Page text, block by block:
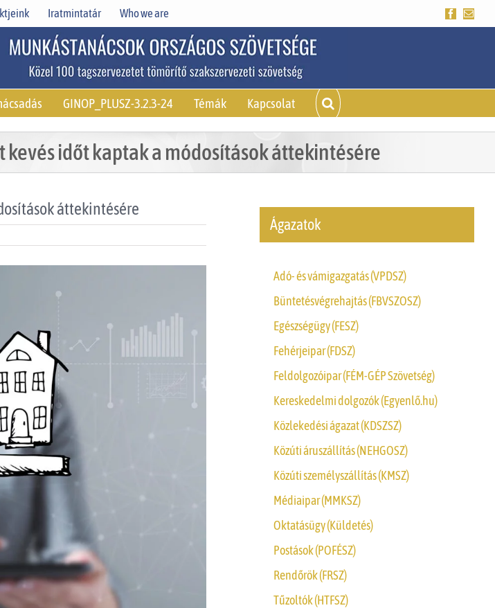
Iratmintatár Who we are Facebook
GINOP_PLUSZ-3.2.3-24 Témák Kapcsolat
időt kaptak a módosítások áttekintésére
áttekintésére
Ágazatok
Adó- és vámigazgatás (VPDSZ)
Büntetésvégrehajtás (FBVSZOSZ)
Egészségügy (FESZ)
Fehérjeipar (FDSZ)
Feldolgozóipar (FÉM-GÉP Szövetség)
Kereskedelmi dolgozók (Egyenlő.hu)
Közlekedési ágazat (KDSZSZ)
Közúti áruszállítás (NEHGOSZ)
Közúti személyszállítás (KMSZ)
Médiaipar (MMKSZ)
Oktatásügy (Küldetés)
Postások (POFÉSZ)
Rendőrök (FRSZ)
Tűzoltók (HTFSZ)